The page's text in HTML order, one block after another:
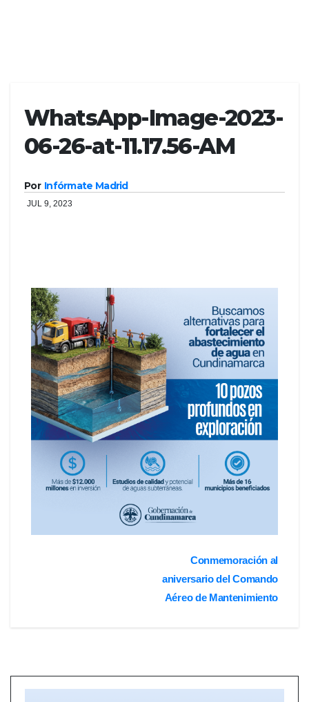
WhatsApp-Image-2023-
06-26-at-11.17.56-AM
Por Infórmate Madrid
JUL 9, 2023
Conmemoración al
aniversario del Comando
Aéreo de Mantenimiento